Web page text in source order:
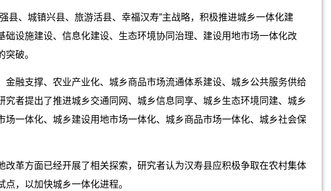
、城镇兴县、旅游活县、幸福汉寿”主战略，积极推进城乡一体化建
础设施建设、信息化建设、生态环境协同治理、建设用地市场一体化改
破。
融支撑、农业产业化、城乡商品市场流通体系建设、城乡公共服务供给
究者提出了推进城乡交通同网、城乡信息同享、城乡生态环境同建、城乡
场一体化、城乡建设用地市场一体化、城乡商品市场一体化、城乡社会保
革方面已经开展了相关探索，研究者认为汉寿县应积极争取在农村集体
，以加快城乡一体化进程。